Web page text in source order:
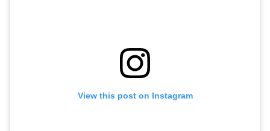
View this post on Instagram